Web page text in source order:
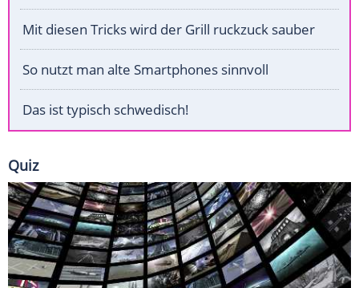
Mit diesen Tricks wird der Grill ruckzuck sauber
So nutzt man alte Smartphones sinnvoll
Das ist typisch schwedisch!
Quiz